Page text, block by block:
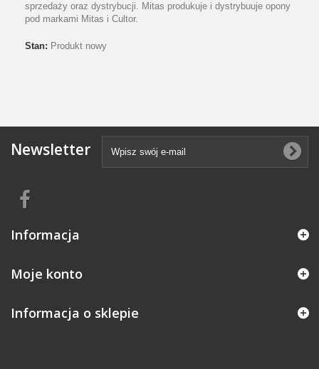
sprzedaży oraz dystrybucji. Mitas produkuje i dystrybuuje opony
pod markami Mitas i Cultor.
Stan: Produkt nowy
Newsletter
Informacja
Moje konto
Informacja o sklepie